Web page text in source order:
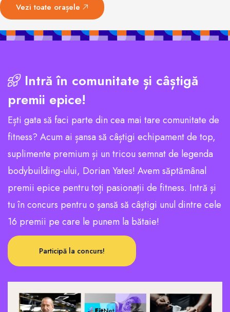
Vezi toate orașele
Intră în comunitate și câștigă
premii epice!
Ești gata să faci parte din cea mai tare comunitate de
fitness? Acum ai șansa să câștigi echipament de top,
suplimente premium și un tricou semnat de legenda
bodybuilding-ului, Dorian Yates! Avem săptămânal
premii epice pentru toți pasionații de fitness. Intră și
tu în concurs pentru o șansă să câștigi unul dintre cele
16 premii pe care le punem la bătaie!
Participă la concurs!